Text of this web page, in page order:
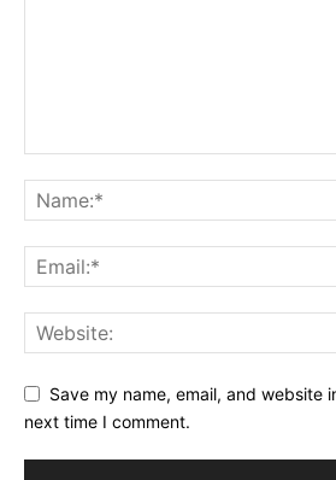
Save my name, email, and website
next time I comment.